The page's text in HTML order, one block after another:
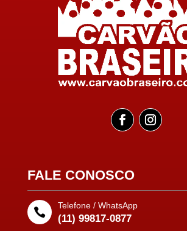
FALE CONOSCO

Telefone / WhatsApp
(11) 99817-0877